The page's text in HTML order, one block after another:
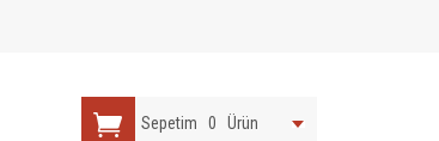
Sepetim 0 Ürün